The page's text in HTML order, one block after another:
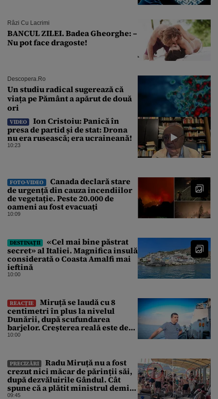
Râzi Cu Lacrimi
BANCUL ZILEI. Badea Gheorghe: –
Nu pot face dragoste!
Descopera.ro
Un studiu radical sugerează că
viața pe Pământ a apărut de două
ori
VIDEO
Ion Cristoiu: Panică în
presa de partid și de stat: Drona
nu era rusească; era ucraineană!
10:23
FOTO-VIDEO
Canada declară stare
de urgență din cauza incendiilor
de vegetație. Peste 20.000 de
oameni au fost evacuați
10:09
DESTINAȚII
«Cel mai bine păstrat
secret» al Italiei. Magnifica insulă
considerată o Coasta Amalfi mai
ieftină
10:00
REACȚIE
Miruță se laudă cu 8
centimetri în plus la nivelul
Dunării, după scufundarea
barjelor. Creșterea realā este de
doar 4 centimetri
10:00
PRECIZĂRI
Radu Miruță nu a fost
crezut nici măcar de părinții săi,
după dezvăluirile Gândul. Cât
spune că a plătit ministrul demis
pentru vacanța la 5 stele în Turcia
09:45